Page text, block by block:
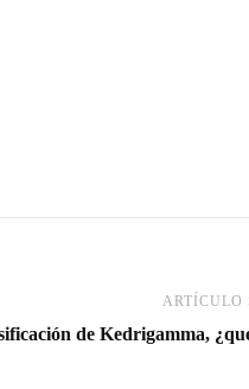
ARTÍCULO
de Kedrigamma,